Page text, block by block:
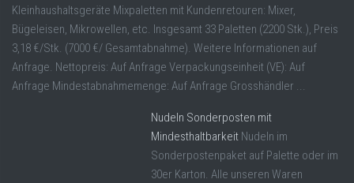
Kleinhaushaltsgeräte Mixpaletten mit Kundenretouren: Mixer,
Bügeleisen, Mikrowellen, etc. Insgesamt 33 Paletten (2200 Stk.), Preis
3,18 €/Stk. (7000 €/ Gesamtabnahme). Weitere Informationen auf
Anfrage. Nettopreis: Auf Anfrage Verpackungseinheit (VE): Auf
Anfrage Mindestabnahmemenge: Auf Anfrage Grosshändler ...
Nudeln Sonderposten mit
Mindesthaltbarkeit Nudeln im
Sonderpostenpaket auf Palette oder im
30er Karton. Alle unseren Waren